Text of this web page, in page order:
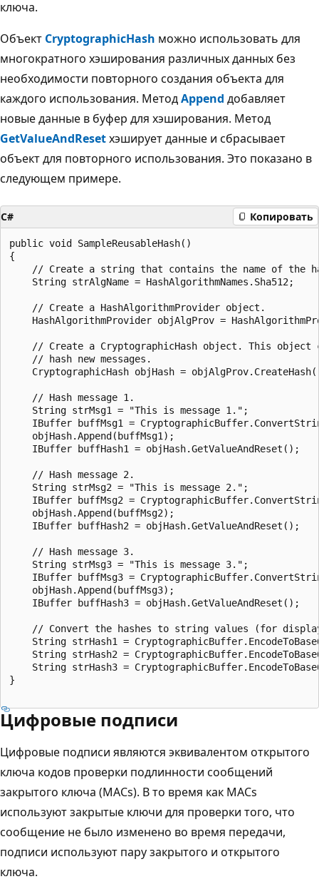
ключа.
Объект CryptographicHash можно использовать для
многократного хэширования различных данных без
необходимости повторного создания объекта для
каждого использования. МетодAppend добавляет
новые данные в буфер для хэширования. Метод
GetValueAndResetхэширует данные и сбрасывает
объект для повторного использования. Это показано в
следующем примере.
C# Копировать
public void SampleReusableHash()
{
// Create a string that contains the name of the
    String strAlgName = HashAlgorithmNames.Sha512;
    // Create a HashAlgorithmProvider object.
HashAlgorithmProvider objAlgProv =
// Create a CryptographicHash object. This object
    // hash new messages.
CryptographicHash objHash =
    // Hash message 1.
    String strMsg1 = "This is message 1.";
IBuffer buffMsg1 =
    objHash.Append(buffMsg1);
    IBuffer buffHash1 = objHash.GetValueAndReset();
    // Hash message 2.
    String strMsg2 = "This is message 2.";
IBuffer buffMsg2 =
    objHash.Append(buffMsg2);
    IBuffer buffHash2 = objHash.GetValueAndReset();
    // Hash message 3.
    String strMsg3 = "This is message 3.";
IBuffer buffMsg3 =
    objHash.Append(buffMsg3);
    IBuffer buffHash3 = objHash.GetValueAndReset();
// Convert the hashes to string values (for
String strHash1 =
String strHash2 =
String strHash3 =
}
Цифровые подписи
Цифровые подписи являются эквивалентом открытого
ключа кодов проверки подлинности сообщений
закрытого ключа (MACs). В то время как MACs
используют закрытые ключи для проверки того, что
сообщение не было изменено во время передачи,
подписи используют пару закрытого и открытого
ключа.